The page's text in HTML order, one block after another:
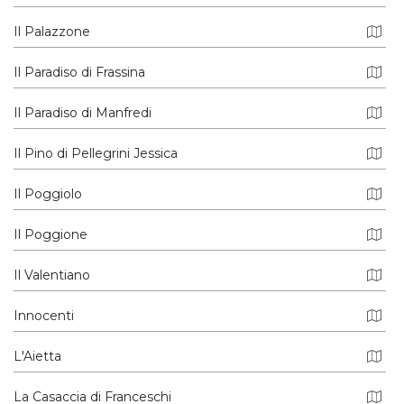
Il Palazzone
Il Paradiso di Frassina
Il Paradiso di Manfredi
Il Pino di Pellegrini Jessica
Il Poggiolo
Il Poggione
Il Valentiano
Innocenti
L'Aietta
La Casaccia di Franceschi